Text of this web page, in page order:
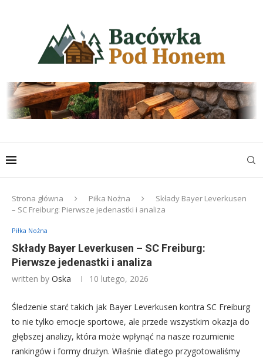
Strona główna Piłka Nożna
Składy Bayer Leverkusen
– SC Freiburg: Pierwsze jedenastki i analiza
Piłka Nożna
Składy Bayer Leverkusen – SC Freiburg:
Pierwsze jedenastki i analiza
written by Oska 10 lutego, 2026
Śledzenie starć takich jak Bayer Leverkusen kontra SC Freiburg
to nie tylko emocje sportowe, ale przede wszystkim okazja do
głębszej analizy, która może wpłynąć na nasze rozumienie
rankingów i formy drużyn. Właśnie dlatego przygotowaliśmy